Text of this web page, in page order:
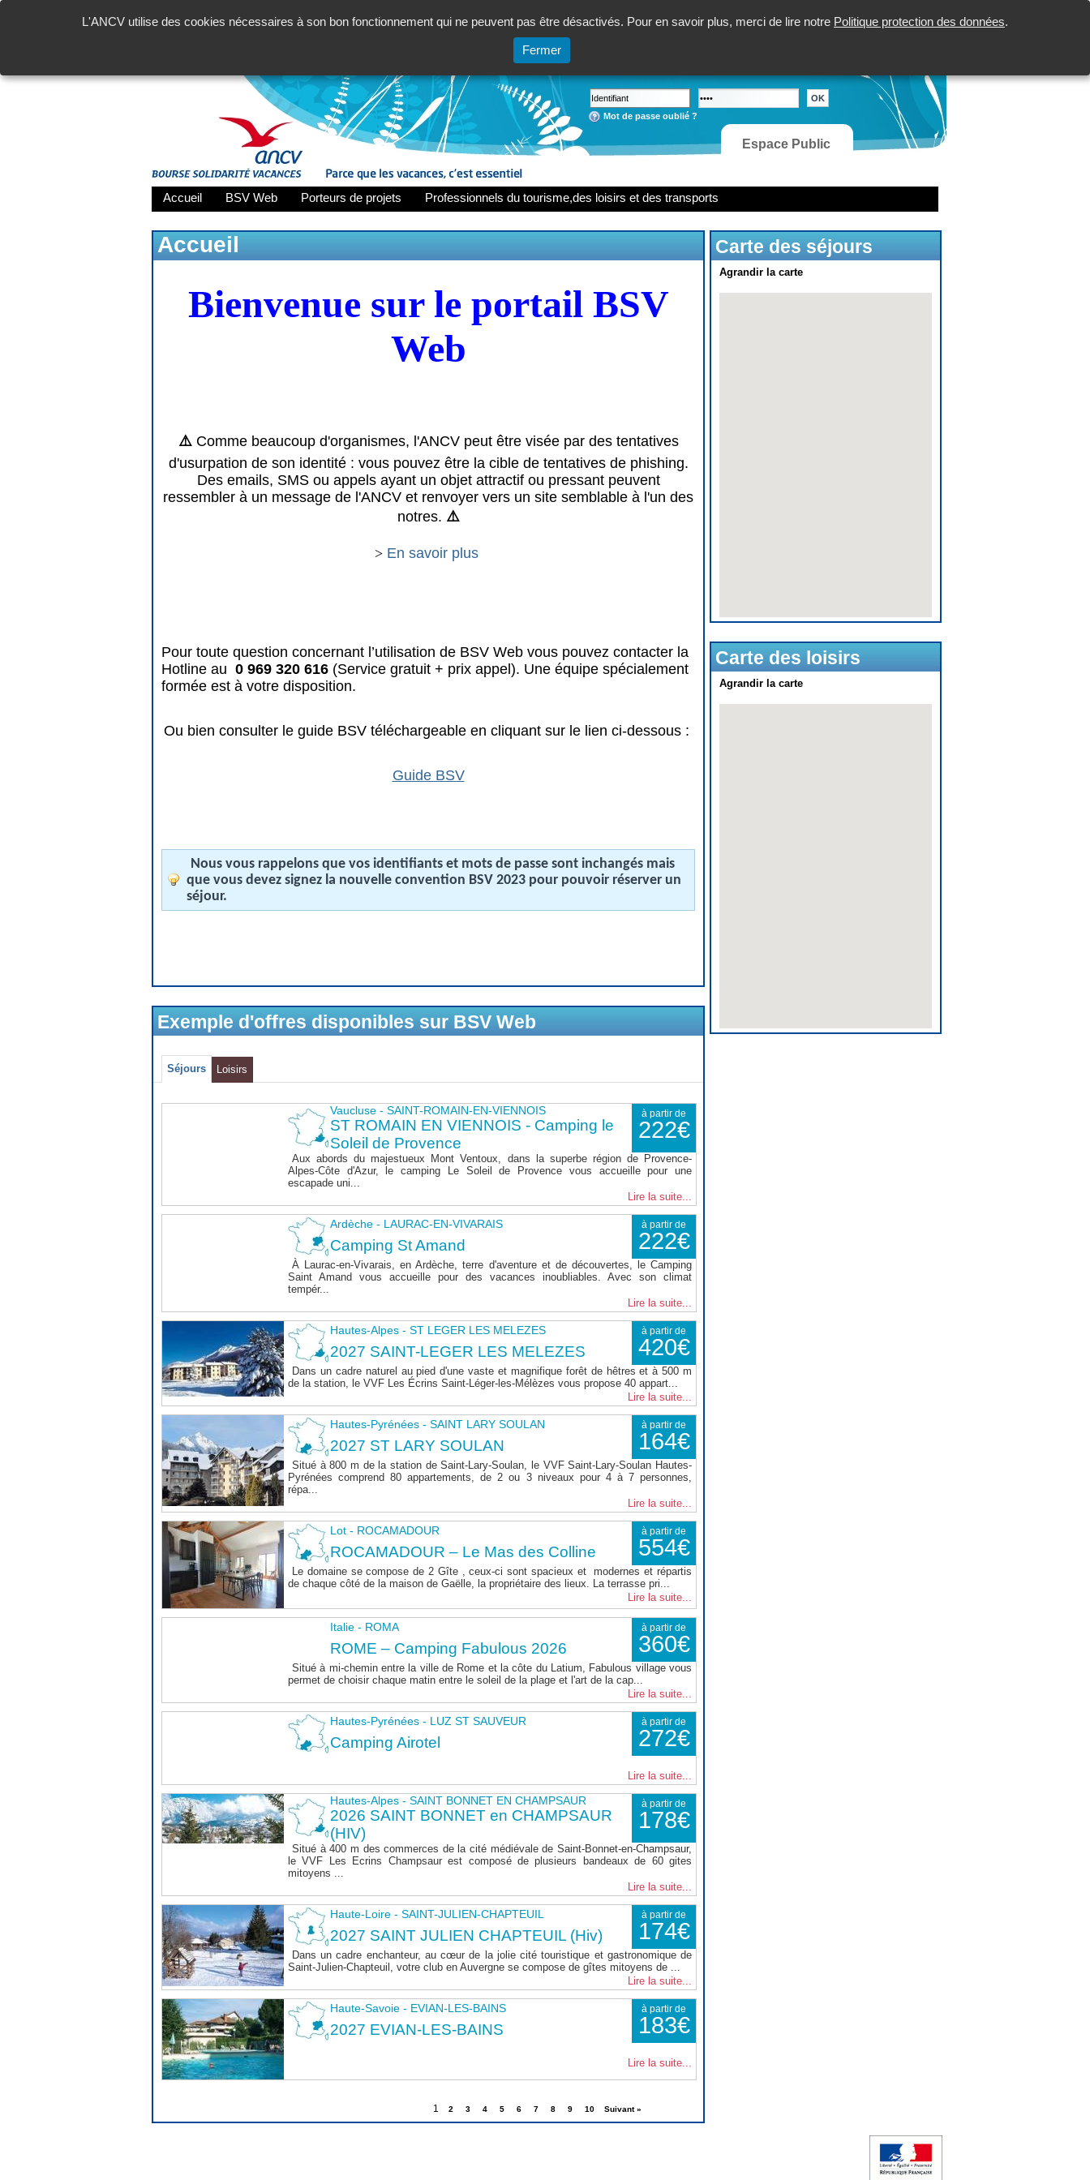
L'ANCV utilise des cookies nécessaires à son bon fonctionnement qui ne peuvent pas être désactivés. Pour en savoir plus, merci de lire notre Politique protection des données.
Fermer
Mot de passe oublié ?
Espace Public
Accueil BSV Web Porteurs de projets Professionnels du tourisme,des loisirs et des transports
Accueil
Bienvenue sur le portail BSV
Web
⚠️ Comme beaucoup d'organismes, l'ANCV peut être visée par des tentatives
d'usurpation de son identité : vous pouvez être la cible de tentatives de phishing.
Des emails, SMS ou appels ayant un objet attractif ou pressant peuvent
ressembler à un message de l'ANCV et renvoyer vers un site semblable à l'un des
notres. ⚠️
> En savoir plus
Pour toute question concernant l’utilisation de BSV Web vous pouvez contacter la
Hotline au 0 969 320 616 (Service gratuit + prix appel). Une équipe spécialement
formée est à votre disposition.
Ou bien consulter le guide BSV téléchargeable en cliquant sur le lien ci-dessous :
Guide BSV
Nous vous rappelons que vos identifiants et mots de passe sont inchangés mais
que vous devez signez la nouvelle convention BSV 2023 pour pouvoir réserver un
séjour.
Exemple d'offres disponibles sur BSV Web
Séjours Loisirs
Vaucluse - SAINT-ROMAIN-EN-VIENNOIS à partir de
222€
ST ROMAIN EN VIENNOIS - Camping le
Soleil de Provence
Aux abords du majestueux Mont Ventoux, dans la superbe région de Provence-
Alpes-Côte d'Azur, le camping Le Soleil de Provence vous accueille pour une
escapade uni...
Lire la suite...
Ardèche - LAURAC-EN-VIVARAIS à partir de
222€
Camping St Amand
À Laurac-en-Vivarais, en Ardèche, terre d'aventure et de découvertes, le Camping
Saint Amand vous accueille pour des vacances inoubliables. Avec son climat
tempér...
Lire la suite...
Hautes-Alpes - ST LEGER LES MELEZES à partir de
420€
2027 SAINT-LEGER LES MELEZES
Dans un cadre naturel au pied d'une vaste et magnifique forêt de hêtres et à 500 m
de la station, le VVF Les Écrins Saint-Léger-les-Mélèzes vous propose 40 appart...
Lire la suite...
Hautes-Pyrénées - SAINT LARY SOULAN à partir de
164€
2027 ST LARY SOULAN
Situé à 800 m de la station de Saint-Lary-Soulan, le VVF Saint-Lary-Soulan Hautes-
Pyrénées comprend 80 appartements, de 2 ou 3 niveaux pour 4 à 7 personnes,
répa...
Lire la suite...
Lot - ROCAMADOUR à partir de
554€
ROCAMADOUR – Le Mas des Colline
Le domaine se compose de 2 Gîte , ceux-ci sont spacieux et modernes et répartis
de chaque côté de la maison de Gaëlle, la propriétaire des lieux. La terrasse pri...
Lire la suite...
Italie - ROMA à partir de
360€
ROME – Camping Fabulous 2026
Situé à mi-chemin entre la ville de Rome et la côte du Latium, Fabulous village vous
permet de choisir chaque matin entre le soleil de la plage et l'art de la cap...
Lire la suite...
Hautes-Pyrénées - LUZ ST SAUVEUR à partir de
272€
Camping Airotel
Lire la suite...
Hautes-Alpes - SAINT BONNET EN CHAMPSAUR à partir de
178€
2026 SAINT BONNET en CHAMPSAUR
(HIV)
Situé à 400 m des commerces de la cité médiévale de Saint-Bonnet-en-Champsaur,
le VVF Les Ecrins Champsaur est composé de plusieurs bandeaux de 60 gites
mitoyens ...
Lire la suite...
Haute-Loire - SAINT-JULIEN-CHAPTEUIL à partir de
174€
2027 SAINT JULIEN CHAPTEUIL (Hiv)
Dans un cadre enchanteur, au cœur de la jolie cité touristique et gastronomique de
Saint-Julien-Chapteuil, votre club en Auvergne se compose de gîtes mitoyens de ...
Lire la suite...
Haute-Savoie - EVIAN-LES-BAINS à partir de
183€
2027 EVIAN-LES-BAINS
Lire la suite...
1 2 3 4 5 6 7 8 9 10 Suivant »
Carte des séjours
Agrandir la carte
Carte des loisirs
Agrandir la carte